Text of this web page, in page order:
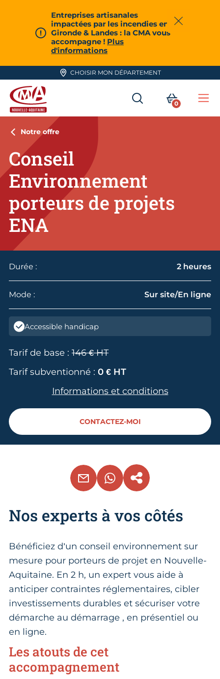
Entreprises artisanales
impactées par les incendies en
Gironde & Landes : la CMA vous
accompagne ! Plus
d'informations
Fermer
CHOISIR MON DÉPARTEMENT
CMA Nouvelle-Aquitaine
RECHERCHER
MON
0
Notre offre
Conseil
Environnement
porteurs de projets
ENA
Durée : 2 heures
Mode : Sur site/En ligne
Accessible handicap
Tarif de base : 146 € HT
Tarif subventionné : 0 € HT
Informations et conditions
CONTACTEZ-MOI
EMAIL WHATSAPPCOPIER LE LIEN
Nos experts à vos côtés
Bénéficiez d’un conseil environnement sur
mesure pour porteurs de projet en Nouvelle-
Aquitaine. En 2 h, un expert vous aide à
anticiper contraintes réglementaires, cibler
investissements durables et sécuriser votre
démarche au démarrage , en présentiel ou
en ligne.
Les atouts de cet
accompagnement